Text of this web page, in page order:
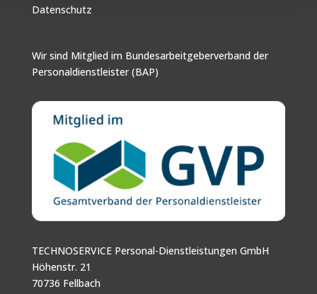
Datenschutz
Wir sind Mitglied im Bundesarbeitgeberverband der
Personaldienstleister (BAP)
TECHNOSERVICE Personal-Dienstleistungen GmbH
Höhenstr. 21
70736 Fellbach